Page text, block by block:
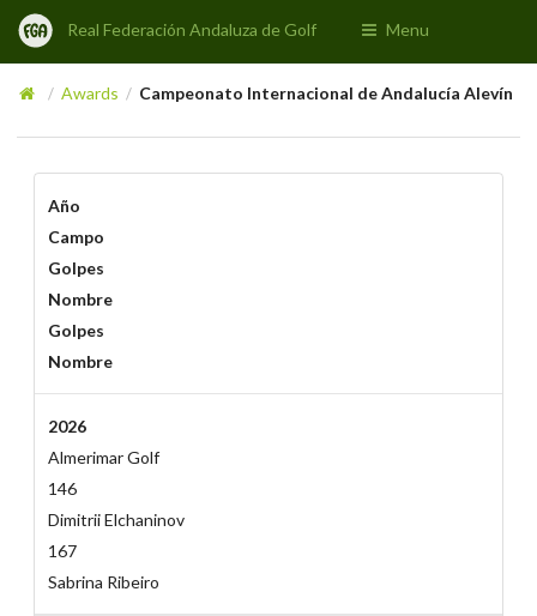
Real Federación Andaluza de Golf Menu
/ Awards / Campeonato Internacional de Andalucía Alevín
Año
Campo
Golpes
Nombre
Golpes
Nombre
2026
Almerimar Golf
146
Dimitrii Elchaninov
167
Sabrina Ribeiro